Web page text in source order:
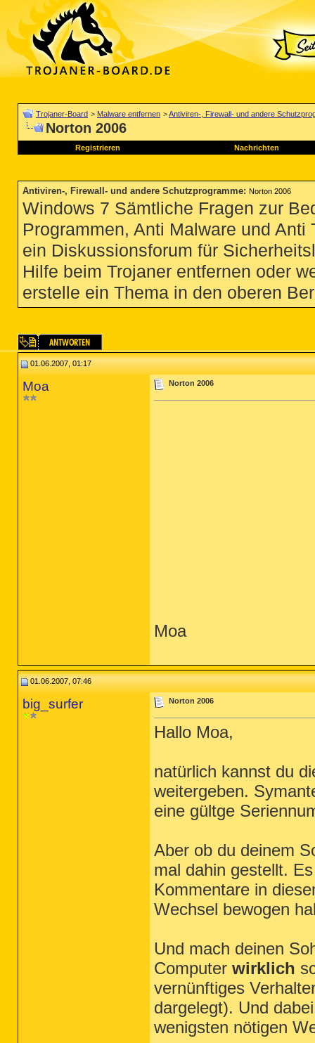
Trojaner-Board > Malware entfernen >Antiviren-, Firewall- und andere
Norton 2006
Registrieren Nachrichten
Antiviren-, Firewall- und andere Schutzprogramme: Norton 2006
Windows 7 Sämtliche Fragen zur
Programmen, Anti Malware und
ein Diskussionsforum für
Hilfe beim Trojaner entfernen oder
erstelle ein Thema in den oberen
01.06.2007, 01:17
Moa Norton 2006
Moa
01.06.2007, 07:46
big_surfer Norton 2006
Hallo Moa,
natürlich kannst du
weitergeben.
eine gültge
Aber ob du deinem
mal dahin gestellt.
Kommentare in
Wechsel bewogen
Und mach deinen
Computer wirklich
vernünftiges
dargelegt). Und
wenigsten nötigen